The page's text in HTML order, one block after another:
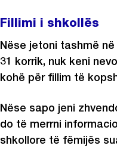
Fillimi i shkollës
Nëse jetoni tashmë
31 korrik, nuk keni
kohë për fillim të
Nëse sapo jeni
do të merrni
shkollore të fëmijës